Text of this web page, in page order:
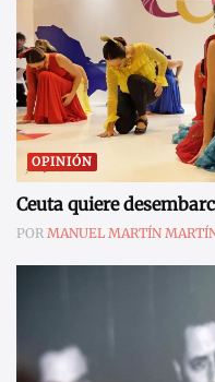
OPINIÓN
Ceuta quiere
POR MANUEL MARTÍN